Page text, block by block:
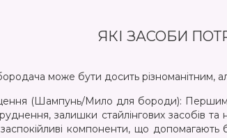
ЯКІ ЗАСОБИ
може бути досить різноманітним,
(Шампунь/Мило для бороди): Першим
залишки стайлінгових засобів
компоненти, що